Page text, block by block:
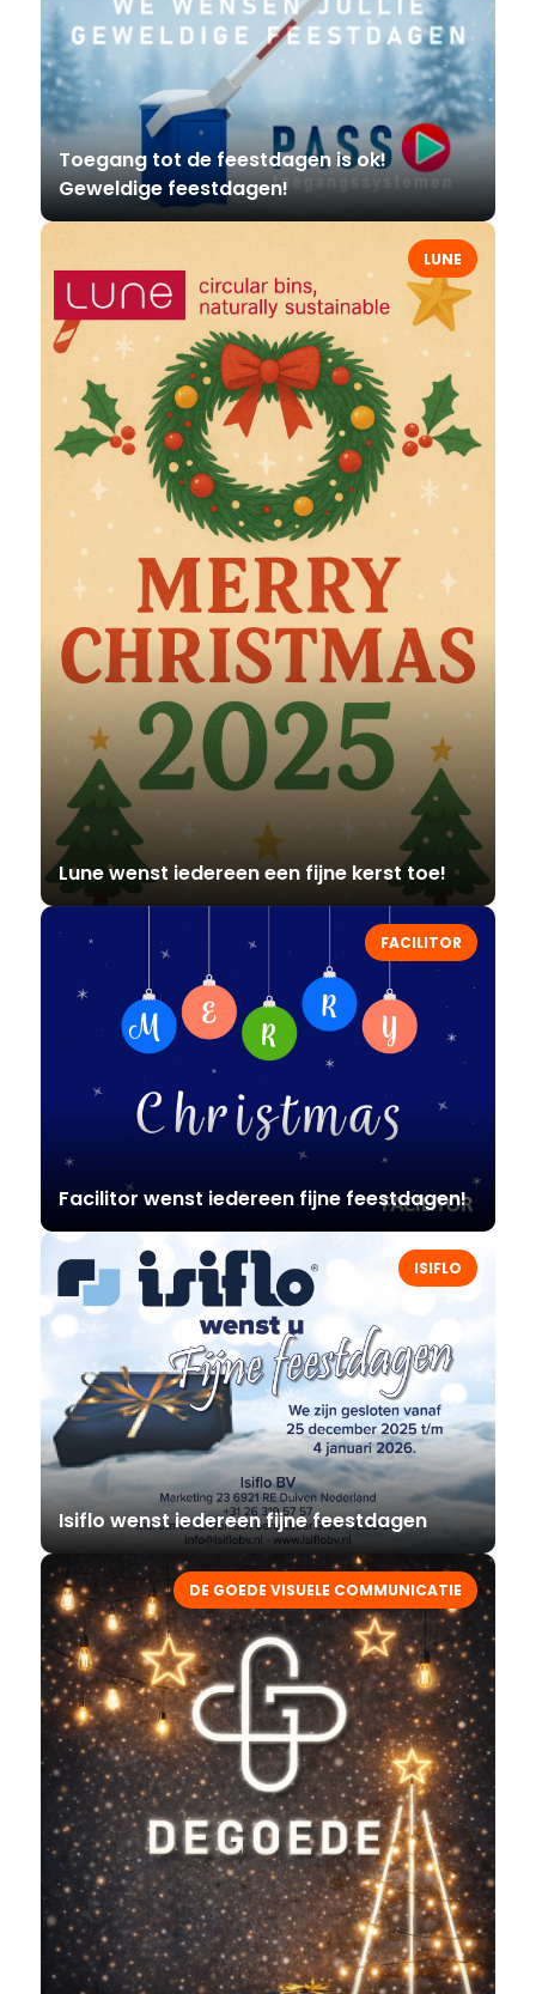
Toegang tot de feestdagen is ok!
Geweldige feestdagen!
LUNE
Lune wenst iedereen een fijne kerst toe!
FACILITOR
Facilitor wenst iedereen fijne feestdagen!
ISIFLO
Isiflo wenst iedereen fijne feestdagen
DE GOEDE VISUELE COMMUNICATIE